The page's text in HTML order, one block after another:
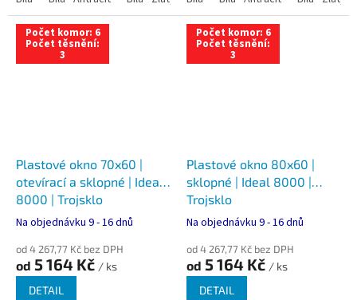
Počet komor: 6
Počet těsnění:
3
Plastové okno 70x60 |
otevírací a sklopné | Ideal
8000 | Trojsklo
Na objednávku 9 - 16 dnů
od 4 267,77 Kč bez DPH
od 5 164 Kč / ks
DETAIL
Počet komor: 6
Počet těsnění:
3
Plastové okno 80x60 |
sklopné | Ideal 8000 |
Trojsklo
Na objednávku 9 - 16 dnů
od 4 267,77 Kč bez DPH
od 5 164 Kč / ks
DETAIL